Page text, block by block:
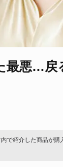
最悪…戻
で紹介した商品が